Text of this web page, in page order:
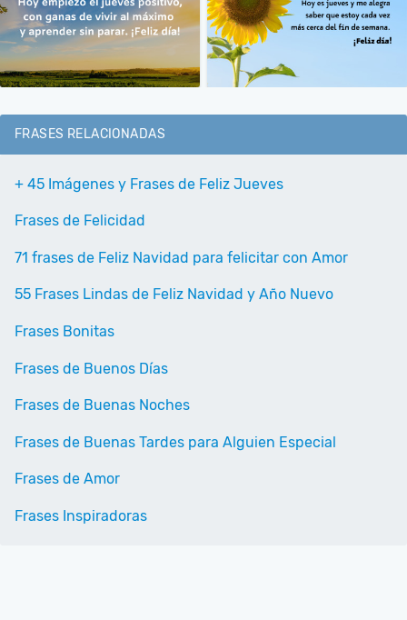
FRASES RELACIONADAS
+ 45 Imágenes y Frases de Feliz Jueves
Frases de Felicidad
71 frases de Feliz Navidad para felicitar con Amor
55 Frases Lindas de Feliz Navidad y Año Nuevo
Frases Bonitas
Frases de Buenos Días
Frases de Buenas Noches
Frases de Buenas Tardes para Alguien Especial
Frases de Amor
Frases Inspiradoras